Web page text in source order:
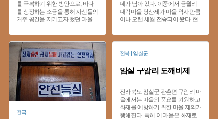
를 극복하기 위한 방안으로, 바다
를 상징하는 소금을 통해 자신들의
거주 공간을 지키고자 했던 마을...
데가 남아 있다. 이중에서 금월리
대각마을 당산제가 마을 역사만큼
이나 오랜 세월 전승되어 왔다. 현 ...
전국
전북 | 임실군
임실 구암리 도깨비제
전라북도 임실군 관촌면 구암리 마
을에서는 마을의 풍요를 기원하고
화재를 예방하기 위한 마을 제의가
행해진다. 특히 이 마을은 화재로